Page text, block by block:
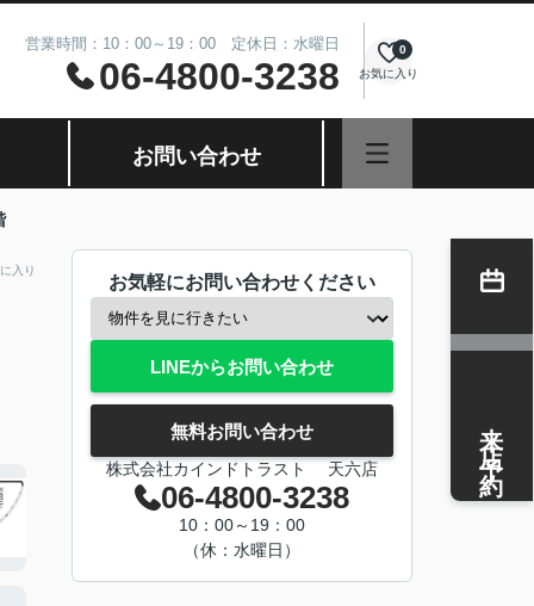
営業時間：10：00～19：00 定休日：水曜日
06-4800-3238 お気に入り
0
お問い合わせ
入り
お気軽にお問い合わせください
LINEからお問い合わせ
無料お問い合わせ
株式会社カインドトラスト 天六店
06-4800-3238
10：00～19：00
（休：水曜日）
来店予約